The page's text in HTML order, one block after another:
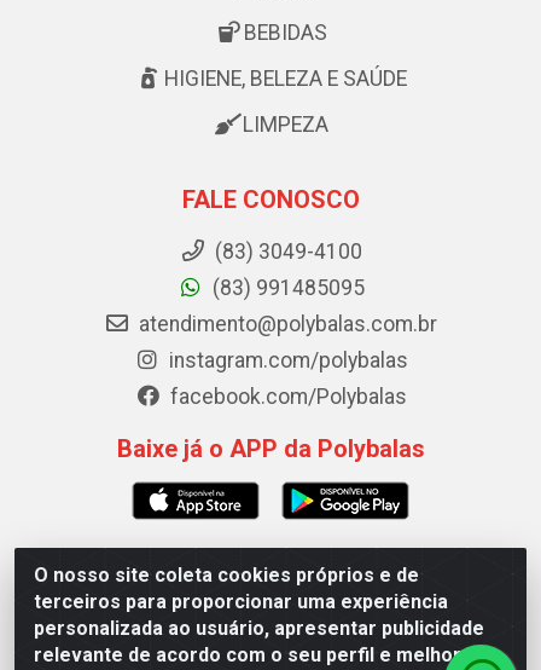
O nosso site coleta cookies próprios e de
terceiros para proporcionar uma experiência
personalizada ao usuário, apresentar publicidade
relevante de acordo com o seu perfil e melhorar a
BEBIDAS
HIGIENE, BELEZA E SAÚDE
LIMPEZA
FALE CONOSCO
(83) 3049-4100
(83) 991485095
atendimento@polybalas.com.br
instagram.com/polybalas
facebook.com/Polybalas
Baixe já o APP da Polybalas
Polybalas - Rua João Miguel de Souza, 173 Galpão B -
Ernesto Geisel, João Pessoa/PB - CEP 58.075-075 - CNPJ
00.909.327/0002-61